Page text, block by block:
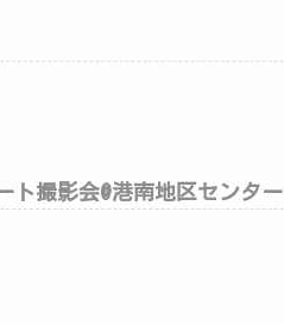
撮影会@港南地区センター